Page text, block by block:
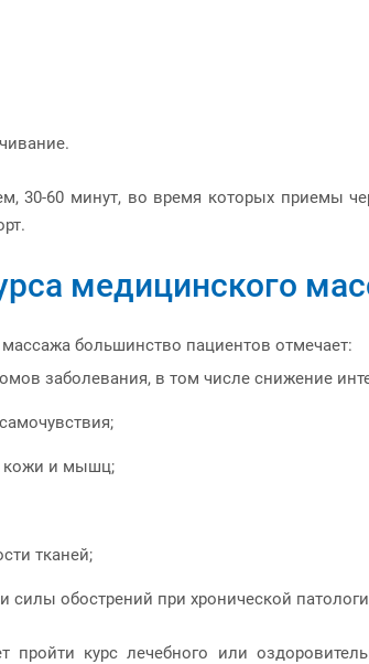
30-60 минут, во время которых приемы
медицинского
большинство пациентов отмечает:
заболевания, в том числе снижение
кожи и мышц;
тканей;
силы обострений при хронической
пройти курс лечебного или